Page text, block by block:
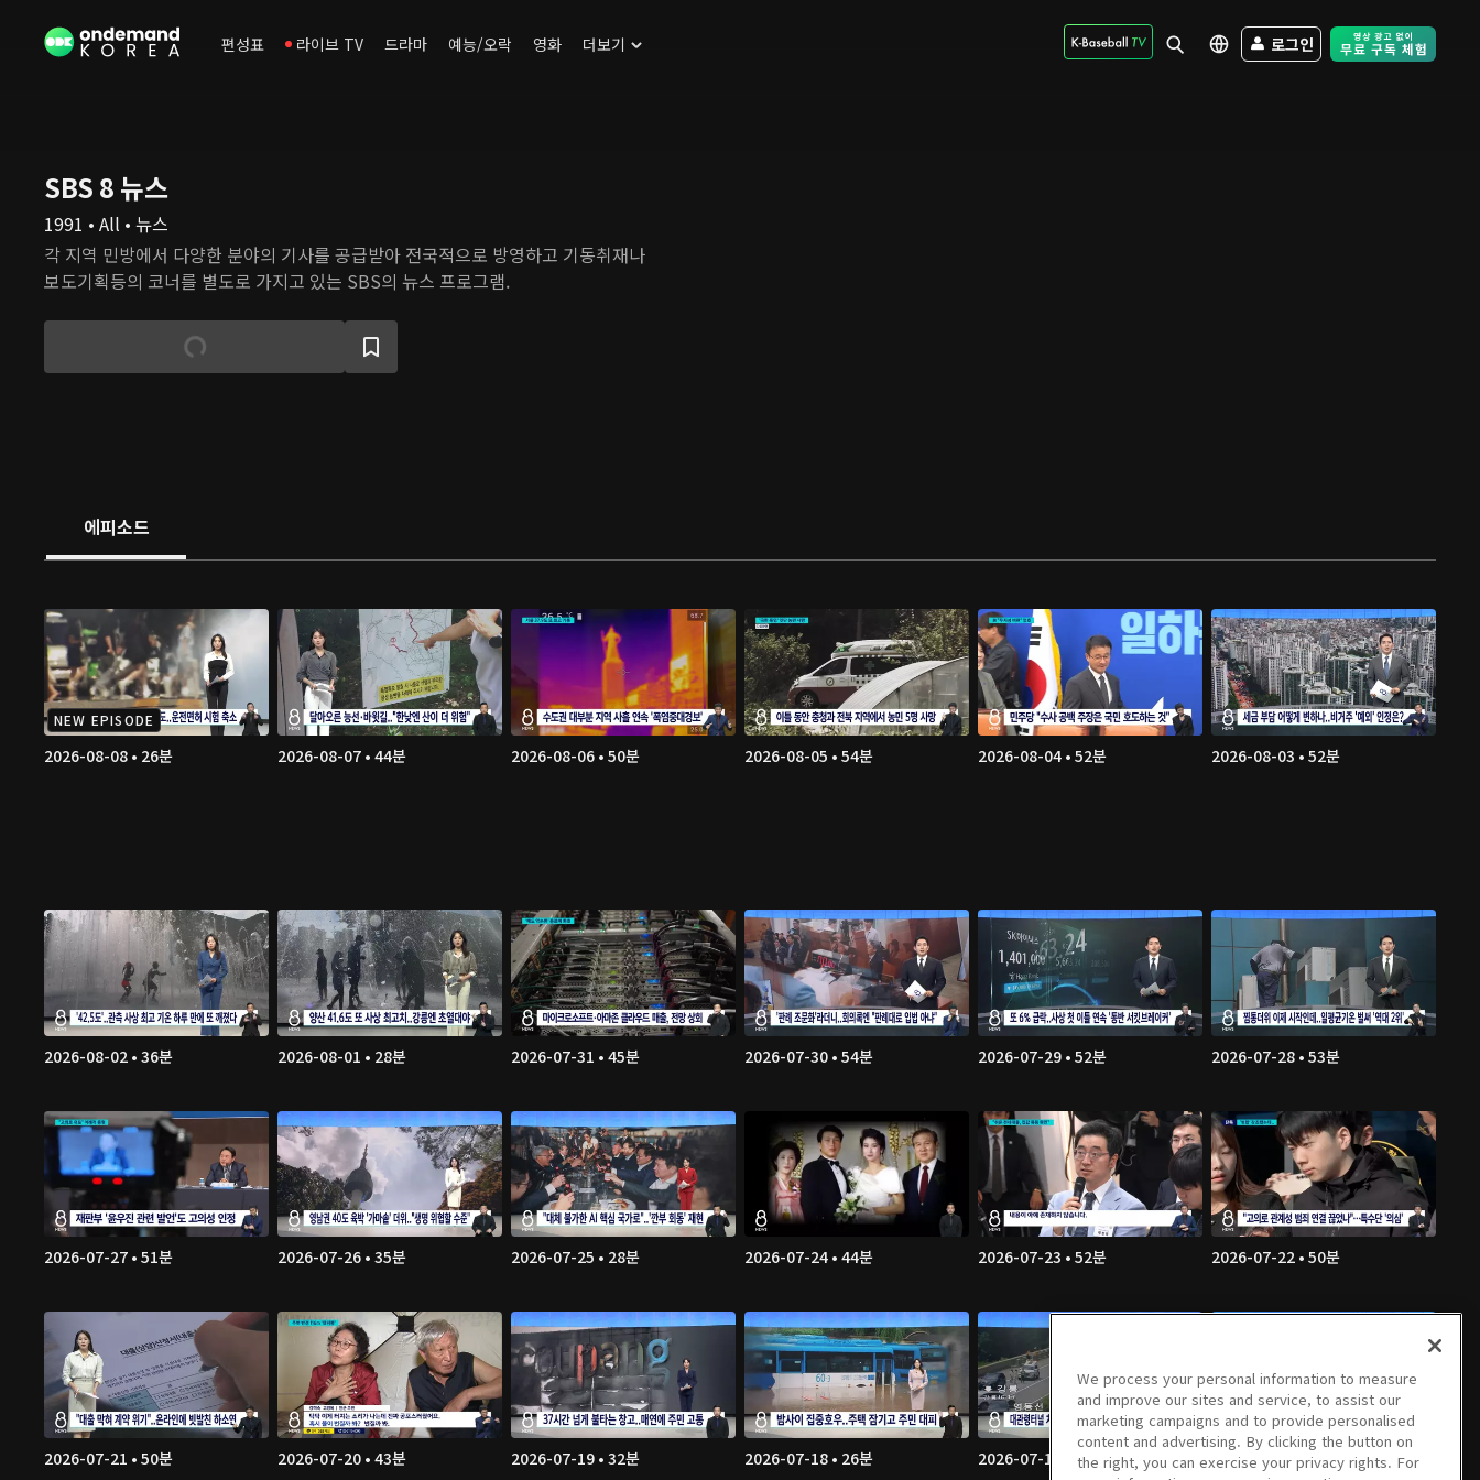
편성표 라이브 TV 드라마 예능/오락 영화 더보기 로그인 Free Trial -
SBS 8 뉴스
1991 • All • 뉴스
각 지역 민방에서 다양한 분야의 기사를 공급받아 전국적으로 방영하고 기동취재나
보도기획등의 코너를 별도로 가지고 있는 SBS의 뉴스 프로그램.
에피소드
NEW EPISODE
2026-08-08 • 26분 2026-08-07 • 44분 2026-08-06 • 50분 2026-08-05 • 54분 2026-08-04 • 52분 2026-08-03 • 52분
2026-08-02 • 36분 2026-08-01 • 28분 2026-07-31 • 45분 2026-07-30 • 54분 2026-07-29 • 52분 2026-07-28 • 53분
2026-07-27 • 51분 2026-07-26 • 35분 2026-07-25 • 28분 2026-07-24 • 44분 2026-07-23 • 52분 2026-07-22 • 50분
2026-07-21 • 50분 2026-07-20 • 43분 2026-07-19 • 32분 2026-07-18 • 26분 2026-07-17 • 48분 2026-07-16 • 46분
We process your personal information to measure
and improve our sites and service, to assist our
marketing campaigns and to provide personalised
content and advertising. By clicking the button on
the right, you can exercise your privacy rights. For